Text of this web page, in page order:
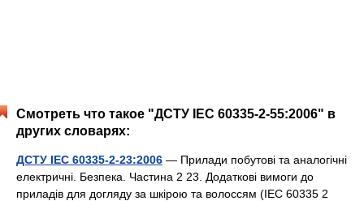
Смотреть что такое "ДСТУ IEC 60335-2-55:2006" в
других словарях:
ДСТУ IEC 60335-2-23:2006 — Прилади побутові та аналогічні
електричні. Безпека. Частина 2 23. Додаткові вимоги до
приладів для догляду за шкірою та волоссям (IEC 60335 2